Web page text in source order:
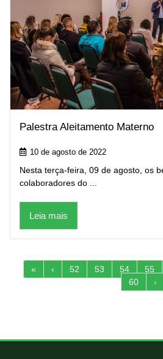
Palestra Aleitamento Materno
10 de agosto de 2022
Nesta terça-feira, 09 de agosto, os
colaboradores do ...
Leia mais
« ‹ 52 53 54 55
60
›